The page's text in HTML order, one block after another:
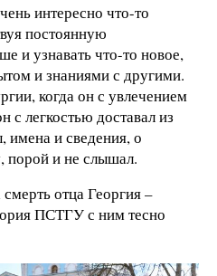
интересно что-то
постоянную
и узнавать что-то новое,
и знаниями с другими.
когда он с увлечением
с легкостью доставал из
имена и сведения, о
порой и не слышал.
отца Георгия –
ПСТГУ с ним тесно